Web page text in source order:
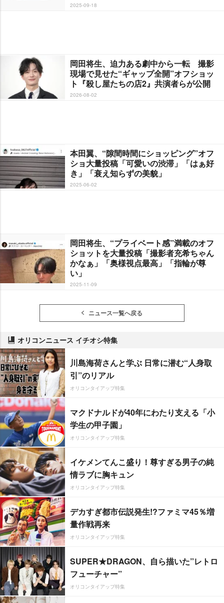
2025-09-18
岡田将生、迫力ある劇中から一転 撮影
現場で見せた“ギャップ全開”オフショッ
ト『殺し屋たちの店2』共演者らが公開
2026-08-02
本田翼、“隙間時間にショッピング”オフ
ショ大量投稿「可愛いの渋滞」「はぁ好
き」「衰え知らずの美貌」
2025-06-02
岡田将生、“プライベート感”満載のオフ
ショットを大量投稿「撮影者充希ちゃん
かなぁ」「奥様視点最高」「指輪が尊
い」
2025-11-09
ニュース一覧へ戻る
オリコンニュース イチオシ特集
川島海荷さんと学ぶ 日常に潜む“人身取
引”のリアル
オリコンタイアップ特集
マクドナルドが40年にわたり支える「小
学生の甲子園」
オリコンタイアップ特集
イケメンてんこ盛り！尊すぎる男子の純
情ラブに胸キュン
オリコンタイアップ特集
デカすぎ都市伝説発生!?ファミマ45％増
量作戦再来
オリコンタイアップ特集
SUPER★DRAGON、自ら描いた”レトロ
フューチャー”
オリコンタイアップ特集